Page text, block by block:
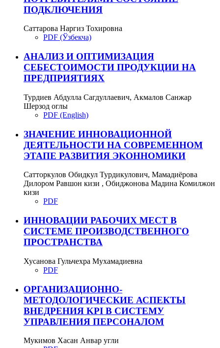
ПОДКЛЮЧЕНИЯ
Саттaрова Наргиз Тохировна
PDF (Ўзбекча)
АНАЛИЗ И ОПТИМИЗАЦИЯ
СЕБЕСТОИМОСТИ ПРОДУКЦИИ НА
ПРЕДПРИЯТИЯХ
Турдиев Абдулла Сагдуллаевич, Акмалов Санжар
Шерзод оглы
PDF (English)
ЗНАЧЕНИЕ ИННОВАЦИОННОЙ
ДЕЯТЕЛЬНОСТИ НА СОВРЕМЕННОМ
ЭТАПЕ РАЗВИТИЯ ЭКОННОМИКИ
Сатторкулов Обидкул Турдикулович, Мамадиёрова
Дилором Равшон кизи , Обиджонова Мадина Комилжон
кизи
PDF
ИННОВАЦИИ РАБОЧИХ МЕСТ В
СИСТЕМЕ ПРОИЗВОДСТВЕННОГО
ПРОСТРАНСТВА
Хусанова Гульчехра Мухамадиевна
PDF
ОРГАНИЗАЦИОННО-
МЕТОДОЛОГИЧЕСКИЕ АСПЕКТЫ
ВНЕДРЕНИЯ KPI В СИСТЕМУ
УПРАВЛЕНИЯ ПЕРСОНАЛОМ
Мукимов Хасан Анвар угли